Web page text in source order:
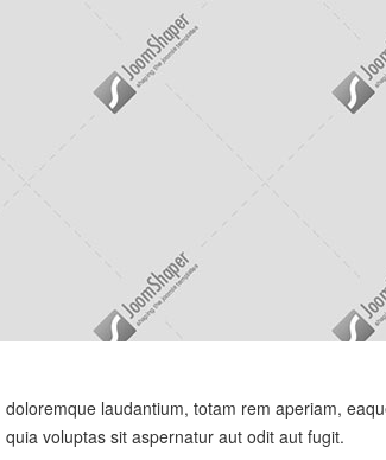
laudantium, totam rem aperiam,
voluptas sit aspernatur aut odit aut fugit.